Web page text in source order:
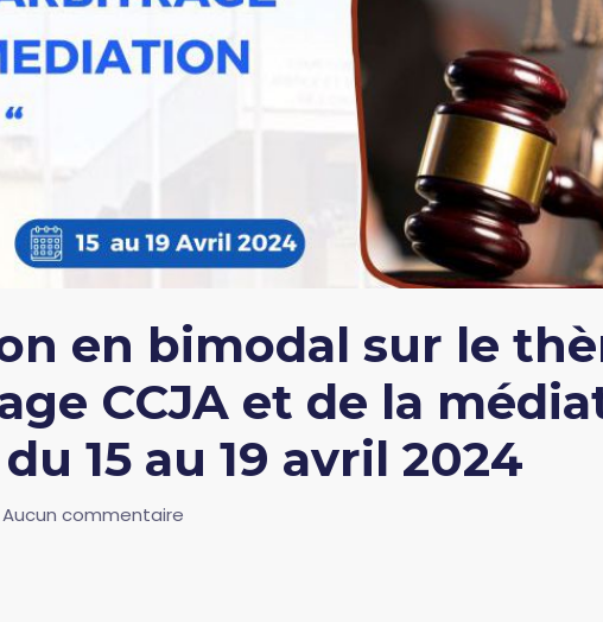
en bimodal sur le
CCJA et de la
15 au 19 avril 2024
Aucun commentaire